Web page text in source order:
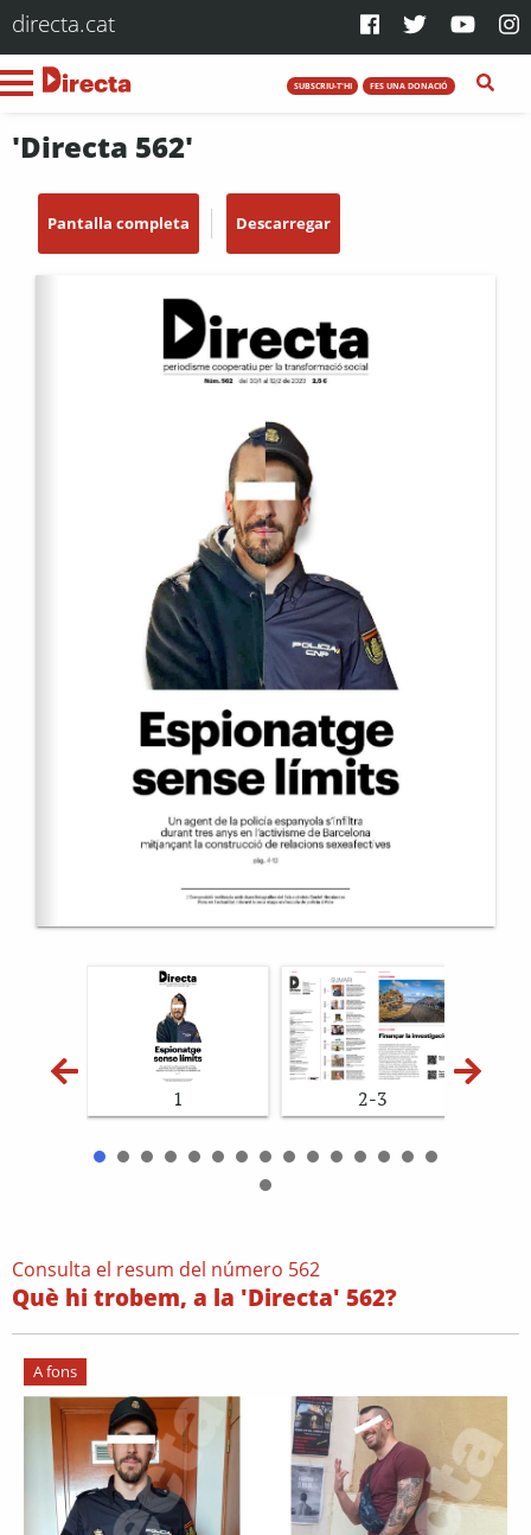
directa.cat
SUBSCRIU-T'HI FES UNA DONACIÓ
'Directa 562'
Pantalla completa Descarregar
1 2-3
Consulta el resum del número 562
Què hi trobem, a la 'Directa' 562?
A fons